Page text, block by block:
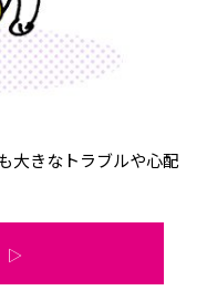
大きなトラブルや心配
▷